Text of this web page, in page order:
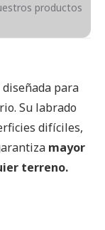
productos
diseñada para
Su labrado
difíciles,
mayor
terreno.